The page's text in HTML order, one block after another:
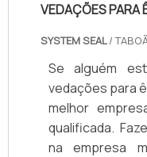
VEDAÇÕES PARA
SYSTEM SEAL/
Se alguém
vedações para
melhor
qualificada.
na empresa